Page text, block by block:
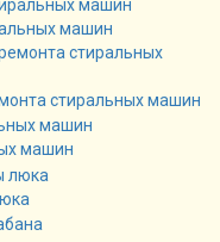
машин
стиральных машин
машин